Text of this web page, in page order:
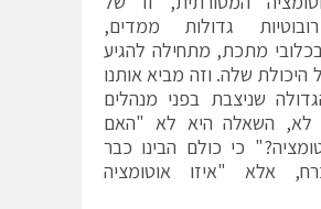
גדולות ממדים,
מתכת, מתחילה להגיע
היכולת שלה. וזה מביא אותנו
שניצבת בפני מנהלים
לא, השאלה היא לא "האם
כי כולם הבינו כבר
אלא "איזו אוטומציה